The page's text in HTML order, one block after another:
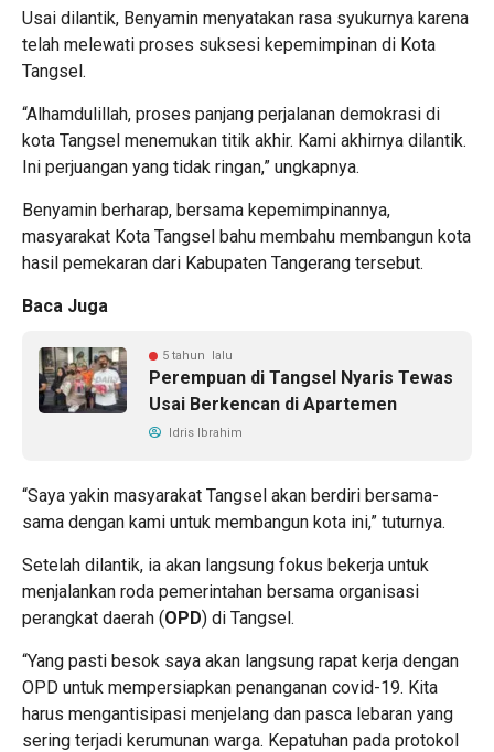
Usai dilantik, Benyamin menyatakan rasa syukurnya karena
telah melewati proses suksesi kepemimpinan di Kota
Tangsel.
“Alhamdulillah, proses panjang perjalanan demokrasi di
kota Tangsel menemukan titik akhir. Kami akhirnya dilantik.
Ini perjuangan yang tidak ringan,” ungkapnya.
Benyamin berharap, bersama kepemimpinannya,
masyarakat Kota Tangsel bahu membahu membangun kota
hasil pemekaran dari Kabupaten Tangerang tersebut.
Baca Juga
5 tahun lalu
Perempuan di Tangsel Nyaris Tewas
Usai Berkencan di Apartemen
Idris Ibrahim
“Saya yakin masyarakat Tangsel akan berdiri bersama-
sama dengan kami untuk membangun kota ini,” tuturnya.
Setelah dilantik, ia akan langsung fokus bekerja untuk
menjalankan roda pemerintahan bersama organisasi
perangkat daerah (OPD) di Tangsel.
“Yang pasti besok saya akan langsung rapat kerja dengan
OPD untuk mempersiapkan penanganan covid-19. Kita
harus mengantisipasi menjelang dan pasca lebaran yang
sering terjadi kerumunan warga. Kepatuhan pada protokol